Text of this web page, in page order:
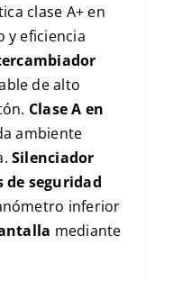
clase A+ en
y eficiencia
de alto
Clase A en
ambiente
Silenciador
de seguridad
inferior
mediante